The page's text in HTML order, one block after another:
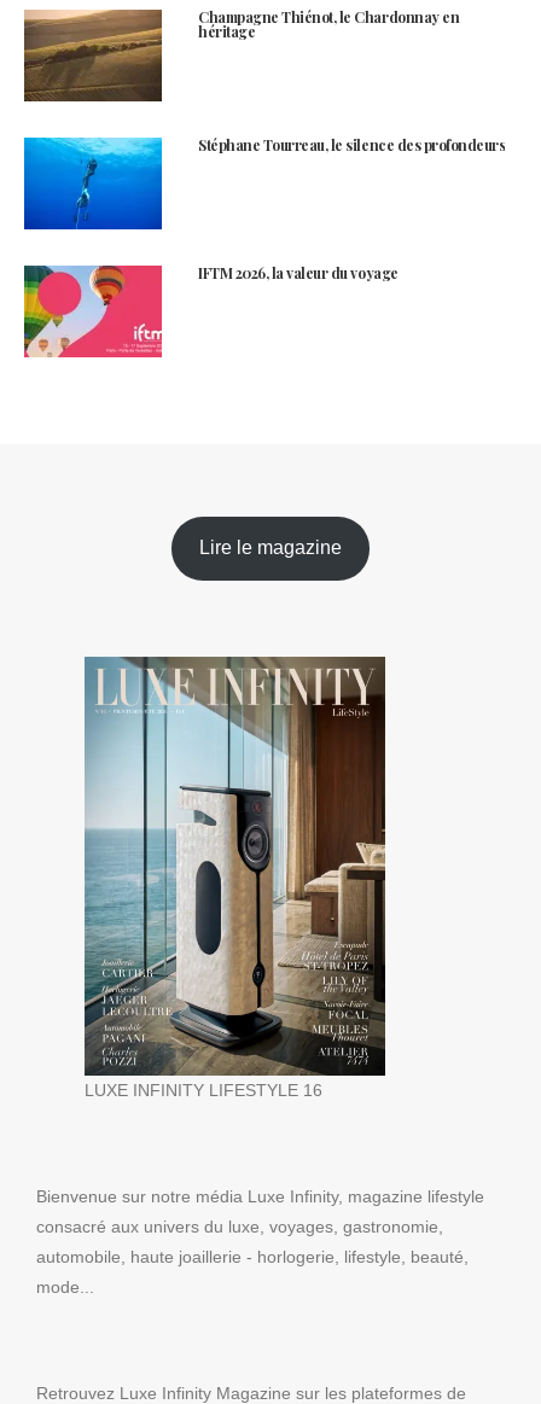
Champagne Thiénot, le Chardonnay en
héritage
Stéphane Tourreau, le silence des profondeurs
IFTM 2026, la valeur du voyage
Lire le magazine
LUXE INFINITY LIFESTYLE 16
Bienvenue sur notre média Luxe Infinity, magazine lifestyle
consacré aux univers du luxe, voyages, gastronomie,
automobile, haute joaillerie - horlogerie, lifestyle, beauté,
mode...
Retrouvez Luxe Infinity Magazine sur les plateformes de